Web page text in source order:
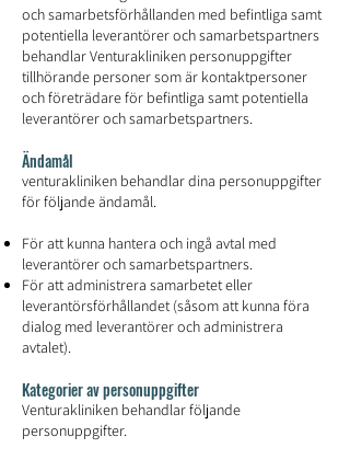
och samarbetsförhållanden med befintliga samt
potentiella leverantörer och samarbetspartners
behandlar Venturakliniken personuppgifter
tillhörande personer som är kontaktpersoner
och företrädare för befintliga samt potentiella
leverantörer och samarbetspartners.
Ändamål
venturakliniken behandlar dina personuppgifter
för följande ändamål.
För att kunna hantera och ingå avtal med
leverantörer och samarbetspartners.
För att administrera samarbetet eller
leverantörsförhållandet (såsom att kunna föra
dialog med leverantörer och administrera
avtalet).
Kategorier av personuppgifter
Venturakliniken behandlar följande
personuppgifter.